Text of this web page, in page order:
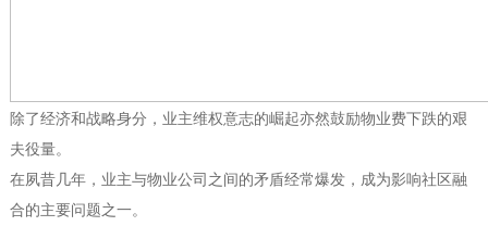
除了经济和战略身分，业主维权意志的崛起亦然鼓励物业费下跌的艰
夫役量。
在夙昔几年，业主与物业公司之间的矛盾经常爆发，成为影响社区融
合的主要问题之一。